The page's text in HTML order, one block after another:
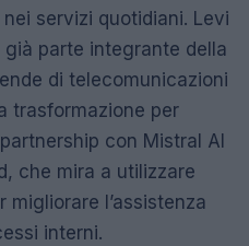
servizi quotidiani. Levi
già parte integrante della
di telecomunicazioni
trasformazione per
con Mistral AI
che mira a utilizzare
migliorare l’assistenza
interni.